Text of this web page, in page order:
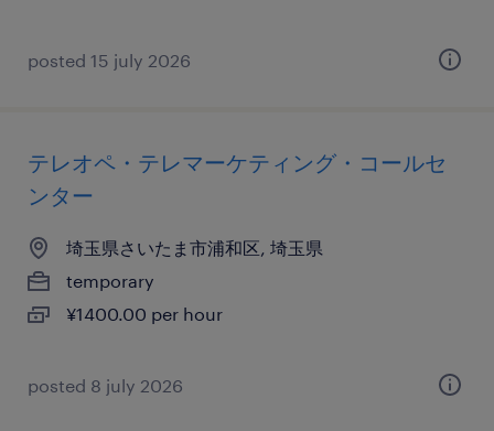
posted 15 july 2026
テレオペ・テレマーケティング・コールセ
ンター
埼玉県さいたま市浦和区, 埼玉県
temporary
¥1400.00 per hour
posted 8 july 2026